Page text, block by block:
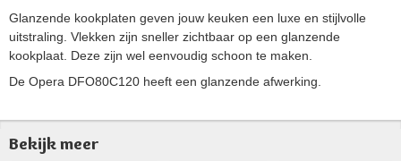
Glanzende kookplaten geven jouw keuken een luxe en stijlvolle
uitstraling. Vlekken zijn sneller zichtbaar op een glanzende
kookplaat. Deze zijn wel eenvoudig schoon te maken.
De Opera DFO80C120 heeft een glanzende afwerking.
Bekijk meer